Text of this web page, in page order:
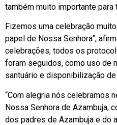
também muito importante para
Fizemos uma celebração
papel de Nossa Senhora”,
celebrações, todos os
foram seguidos, como uso de
santuário e disponibilização
“Com alegria nós celebramos
Nossa Senhora de Azambuja,
dos padres de Azambuja e do